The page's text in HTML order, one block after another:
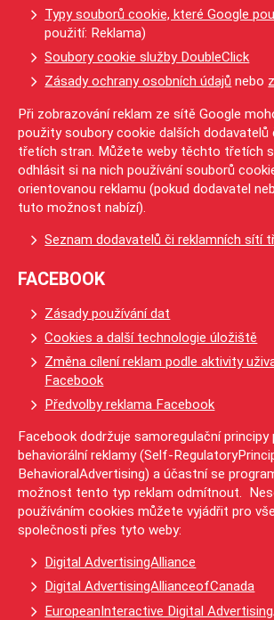
Typy souborů cookie, které Google
použití: Reklama)
Soubory cookie služby DoubleClick
Zásady ochrany osobních údajů nebo
Při zobrazování reklam ze sítě Google
použity soubory cookie dalších dodavatelů
třetích stran. Můžete weby těchto třetích
odhlásit si na nich používání souborů
orientovanou reklamu (pokud dodavatel
tuto možnost nabízí).
Seznam dodavatelů či reklamních sítí
FACEBOOK
Zásady používání dat
Cookies a další technologie úložiště
Změna cílení reklam podle aktivity
Facebook
Předvolby reklama Facebook
Facebook dodržuje samoregulační principy
behaviorální reklamy (Self-
BehavioralAdvertising) a účastní se
možnost tento typ reklam odmítnout.
používáním cookies můžete vyjádřit pro
společnosti přes tyto weby:
Digital AdvertisingAlliance
Digital AdvertisingAllianceofCanada
EuropeanInteractive Digital